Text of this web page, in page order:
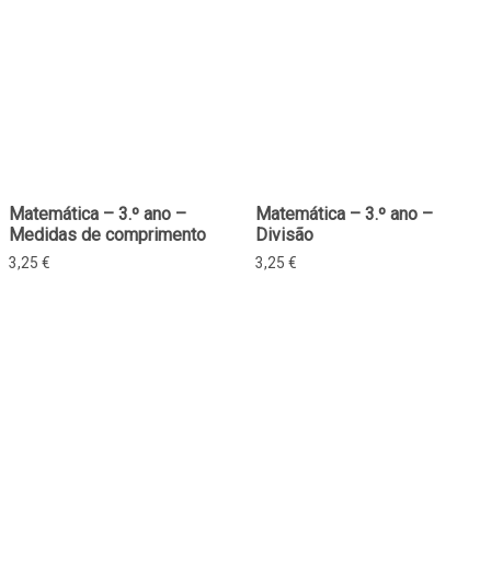
Matemática – 3.º ano –
Medidas de comprimento
3,25 €
Matemática – 3.º ano –
Divisão
3,25 €